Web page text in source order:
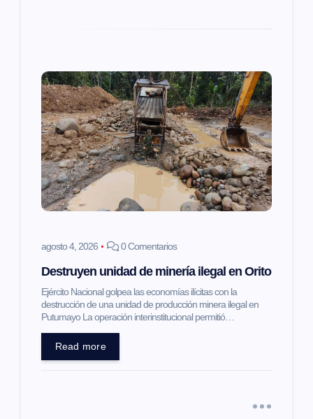
agosto 4, 2026 0 Comentarios
Destruyen unidad de minería ilegal en Orito
Ejército Nacional golpea las economías ilícitas con la
destrucción de una unidad de producción minera ilegal en
Putumayo La operación interinstitucional permitió…
Read more